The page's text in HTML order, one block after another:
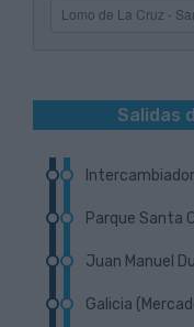
Vuelta
Salidas
Próxima
Localizar
Cómo
Parque Santa
Próxima
Localizar
Juan Manuel
Próxima
Galicia